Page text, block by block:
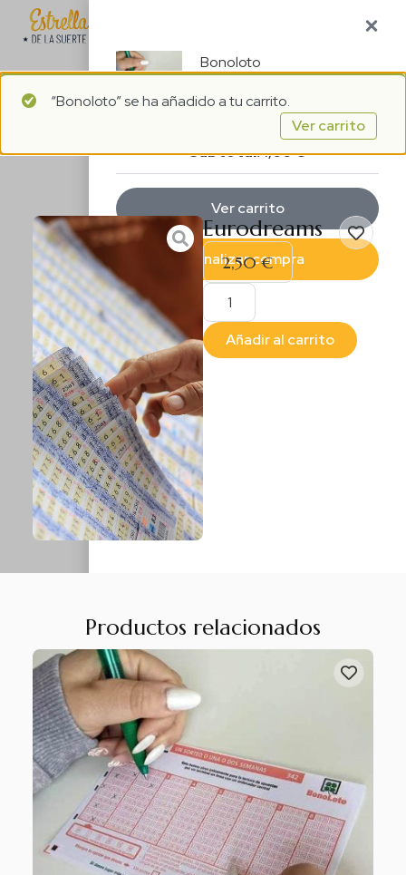
Bonoloto
1 × 1,00€
Subtotal:1,00€
Ver carrito
Finalizar compra
“Bonoloto” se ha añadido a tu carrito.
Ver carrito
Eurodreams
2,50€
Añadir al carrito
Productos relacionados